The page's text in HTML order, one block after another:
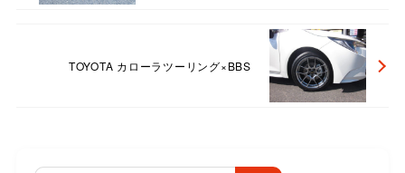
TOYOTA カローラツーリング×BBS